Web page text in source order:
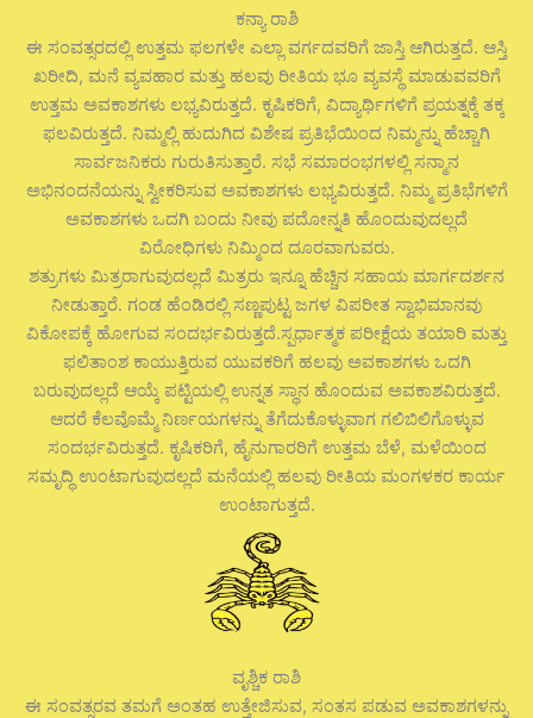
ಕನ್ಯಾ ರಾಶಿ
ಈ ಸಂವತ್ಸರದಲ್ಲಿ ಉತ್ತಮ ಫಲಗಳೇ ಎಲ್ಲಾ ವರ್ಗದವರಿಗೆ ಜಾಸ್ತಿ ಆಗಿರುತ್ತದೆ. ಆಸ್ತಿ
ಖರೀದಿ, ಮನೆ ವ್ಯವಹಾರ ಮತ್ತು ಹಲವು ರೀತಿಯ ಭೂ ವ್ಯವಸ್ಥೆ ಮಾಡುವವರಿಗೆ
ಉತ್ತಮ ಅವಕಾಶಗಳು ಲಭ್ಯವಿರುತ್ತದೆ. ಕೃಷಿಕರಿಗೆ, ವಿದ್ಯಾರ್ಥಿಗಳಿಗೆ ಪ್ರಯತ್ನಕ್ಕೆ ತಕ್ಕ
ಫಲವಿರುತ್ತದೆ. ನಿಮ್ಮಲ್ಲಿ ಹುದುಗಿದ ವಿಶೇಷ ಪ್ರತಿಭೆಯಿಂದ ನಿಮ್ಮನ್ನು ಹೆಚ್ಚಾಗಿ
ಸಾರ್ವಜನಿಕರು ಗುರುತಿಸುತ್ತಾರೆ. ಸಭೆ ಸಮಾರಂಭಗಳಲ್ಲಿ ಸನ್ಮಾನ
ಅಭಿನಂದನೆಯನ್ನು ಸ್ವೀಕರಿಸುವ ಅವಕಾಶಗಳು ಲಭ್ಯವಿರುತ್ತದೆ. ನಿಮ್ಮ ಪ್ರತಿಭೆಗಳಿಗೆ
ಅವಕಾಶಗಳು ಒದಗಿ ಬಂದು ನೀವು ಪದೋನ್ನತಿ ಹೊಂದುವುದಲ್ಲದೆ
ವಿರೋಧಿಗಳು ನಿಮ್ಮಿಂದ ದೂರವಾಗುವರು.
ಶತ್ರುಗಳು ಮಿತ್ರರಾಗುವುದಲ್ಲದೆ ಮಿತ್ರರು ಇನ್ನೂ ಹೆಚ್ಚಿನ ಸಹಾಯ ಮಾರ್ಗದರ್ಶನ
ನೀಡುತ್ತಾರೆ. ಗಂಡ ಹೆಂಡಿರಲ್ಲಿ ಸಣ್ಣಪುಟ್ಟ ಜಗಳ ವಿಪರೀತ ಸ್ವಾಭಿಮಾನವು
ವಿಕೋಪಕ್ಕೆ ಹೋಗುವ ಸಂದರ್ಭವಿರುತ್ತದೆ.ಸ್ಪರ್ಧಾತ್ಮಕ ಪರೀಕ್ಷೆಯ ತಯಾರಿ ಮತ್ತು
ಫಲಿತಾಂಶ ಕಾಯುತ್ತಿರುವ ಯುವಕರಿಗೆ ಹಲವು ಅವಕಾಶಗಳು ಒದಗಿ
ಬರುವುದಲ್ಲದೆ ಆಯ್ಕೆ ಪಟ್ಟಿಯಲ್ಲಿ ಉನ್ನತ ಸ್ಥಾನ ಹೊಂದುವ ಅವಕಾಶವಿರುತ್ತದೆ.
ಆದರೆ ಕೆಲವೊಮ್ಮೆ ನಿರ್ಣಯಗಳನ್ನು ತೆಗೆದುಕೊಳ್ಳುವಾಗ ಗಲಿಬಿಲಿಗೊಳ್ಳುವ
ಸಂದರ್ಭವಿರುತ್ತದೆ. ಕೃಷಿಕರಿಗೆ, ಹೈನುಗಾರರಿಗೆ ಉತ್ತಮ ಬೆಳೆ, ಮಳೆಯಿಂದ
ಸಮೃದ್ಧಿ ಉಂಟಾಗುವುದಲ್ಲದೆ ಮನೆಯಲ್ಲಿ ಹಲವು ರೀತಿಯ ಮಂಗಳಕರ ಕಾರ್ಯ
ಉಂಟಾಗುತ್ತದೆ.
ವೃಶ್ಚಿಕ ರಾಶಿ
ಈ ಸಂವತ್ಸರವ ತಮಗೆ ಅಂತಹ ಉತ್ತೇಜಿಸುವ, ಸಂತಸ ಪಡುವ ಅವಕಾಶಗಳನ್ನು